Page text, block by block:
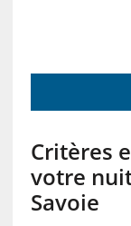
Critères
votre
Savoie